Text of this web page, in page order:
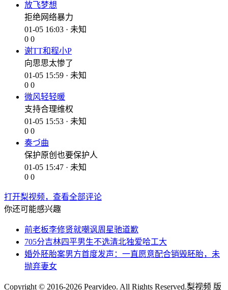
放飞梦想
拒绝网络暴力
01-05 16:03 · 未知
0 0
谢TT和程小P
向思思太惨了
01-05 15:59 · 未知
0 0
微风轻轻暖
支持合理维权
01-05 15:53 · 未知
0 0
奏づ曲
保护原创也要保护人
01-05 15:47 · 未知
0 0
打开梨视频，查看全部评论
你还可能感兴趣
前老板李修贤就嘲讽周星驰道歉
705分吉林四平男生不选清北独爱哈工大
婚外胚胎案男方首度发声：一直愿意配合销毁胚胎，未
抛弃妻女
Copyright © 2016-2026 Pearvideo. All Rights Reserved.梨视频 版